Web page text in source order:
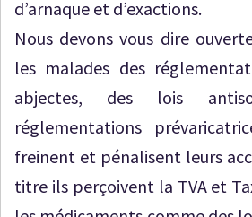
d’arnaque et d’exactions.
Nous devons vous dire
les malades des
abjectes, des lois
réglementations
freinent et pénalisent leurs
titre ils perçoivent la TVA et